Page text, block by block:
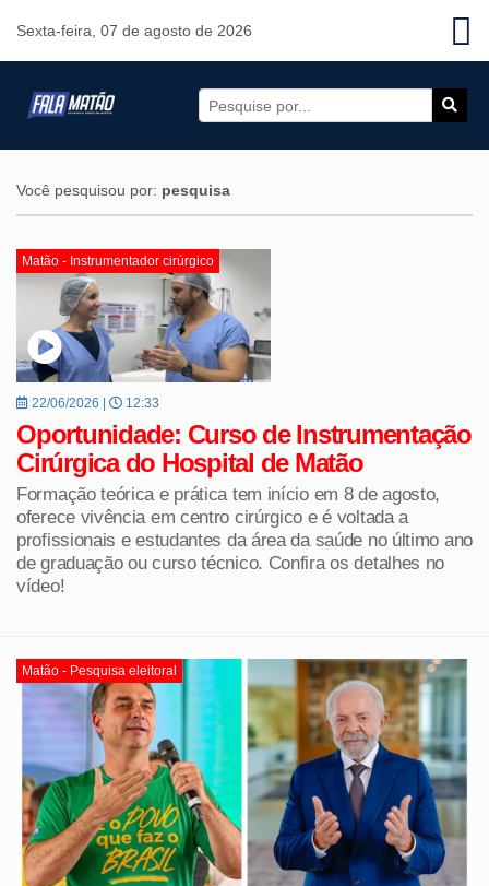
Sexta-feira, 07 de agosto de 2026
Você pesquisou por: pesquisa
Matão - Instrumentador cirúrgico
22/06/2026 | 12:33
Oportunidade: Curso de Instrumentação
Cirúrgica do Hospital de Matão
Formação teórica e prática tem início em 8 de agosto,
oferece vivência em centro cirúrgico e é voltada a
profissionais e estudantes da área da saúde no último ano
de graduação ou curso técnico. Confira os detalhes no
vídeo!
Matão - Pesquisa eleitoral